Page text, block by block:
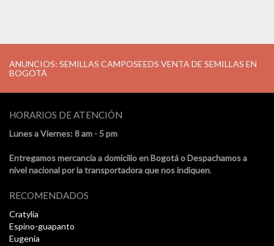
ANUNCIOS: SEMILLAS CAMPOSEEDS VENTA DE SEMILLAS EN
BOGOTÁ
HORARIOS DE ATENCIÓN
Lunes a Viernes: 8 am - 5 pm
Entregamos mercancía a domicilio en Bogotá o Despachamos a
nivel nacional por la transportadora que nos indiquen.
RECOMENDADOS
Cratylia
Espino-guapanto
Eugenia